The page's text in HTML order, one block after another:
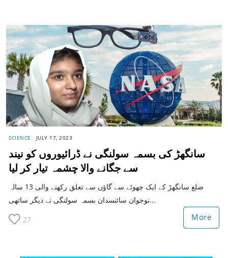
SCIENCE JULY 17, 2023
سانگھڑ کی بسمہ سولنگی نے ڈرائیوروں کو نیند
سے جگانے والا چشمہ تیار کر لیا
ضلع سانگھڑ کے ایک چھوٹے سے گاؤں سے تعلق رکھنے والی 13 سالہ
نوجوان سائنسدان بسمہ سولنگی نے دیگر ساتھی...
27 More